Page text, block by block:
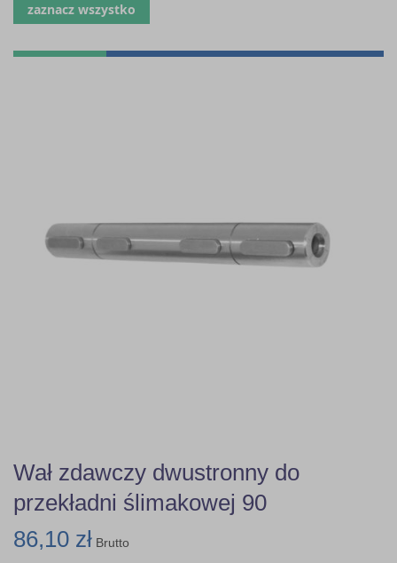
zaznacz wszystko
Wał zdawczy dwustronny do
przekładni ślimakowej 90
86,10 zł Brutto